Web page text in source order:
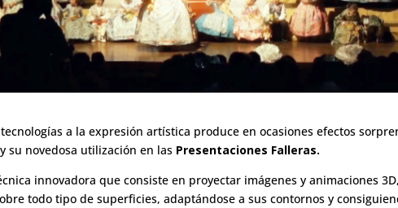
a la expresión artística produce en ocasiones efectos
y su novedosa utilización en las Presentaciones Falleras.
innovadora que consiste en proyectar imágenes y animaciones
todo tipo de superficies, adaptándose a sus contornos y